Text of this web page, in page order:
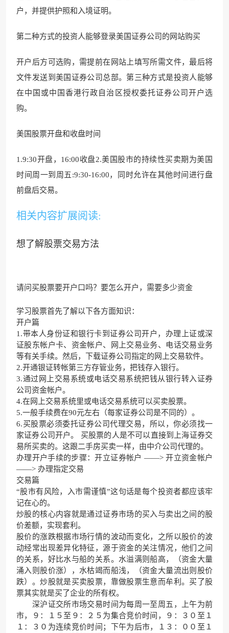
户，并提供护照和入境证明。
第二种方式的投资人能够登录美国证券公司的网站购买
开户后方可选购，需提前在网站上填写所需文件，最后将
文件发送到 美国证券公司总部。 第三种方式是投资人能够
在中国或中国香港行政自治区授权委托证券公司开户选
购。
美国股票开盘和收盘时间
1 .9:30开盘， 16:00收盘2.美国股市的持续性买卖期为美国
时间周一到周五:9:30-16:00，同时允许在其他时间进行盘
前盘后交易。
相关内容扩展阅读:
想了解股票交易方法
请问买股票要开户口吗？要怎么开户，需要多少资金
学习股票首先了解以下各方面知识：
开户篇
1.带本人身份证和银行卡到证券公司开户，办理上证或深
证股东帐户卡、资金帐户、网上交易业务、电话交易业务
等有关手续。然后，下载证券公司指定的网上交易软件。
2.开通银证转帐第三方存管业务，把钱存入银行。
3.通过网上交易系统或电话交易系统把钱从银行转入证券
公司资金帐户。
4.在网上交易系统里或电话交易系统可以买卖股票。
5.一般手续费在90元左右（每家证券公司是不同的）。
6.买股票必须委托证券公司代理交易，所以，你必须找一
家证券公司开户。 买股票的人是不可以直接到上海证券交
易所买卖的。这跟二手房买卖一样，由中介公司代理的。
办理开户手续的步骤：开立证券帐户 ——> 开立资金帐户
——> 办理指定交易
交易篇
“股市有风险，入市需谨慎”这句话是每个投资者都应该牢
记在心的。
炒股的核心内容就是通过证券市场的买入与卖出之间的股
价差额，实现套利。
股价的涨跌根据市场行情的波动而变化，之所以股价的波
动经常出现差异化特征，源于资金的关注情况，他们之间
的关系，好比水与船的关系。水溢满则船高，（资金大量
涌入则股价涨），水枯竭而船浅，（资金大量流出则股价
跌）。炒股就是买卖股票，靠做股票生意而牟利。买了股
票其实就是买了企业的所有权。
深沪证交所市场交易时间为每周一至周五，上午为前
市，９：１５至９：２５为集合竞价时间，９：３０至１
１：３０为连续竞价时间；下午为后市，１３：００至１